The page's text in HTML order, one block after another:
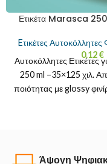
Ετικέτα Marasca
Eτικέτες
0.12€
Αυτοκόλλητες Ετικέτες
250 ml –35×125 χιλ.
ποιότητας με glossy
Άψογη